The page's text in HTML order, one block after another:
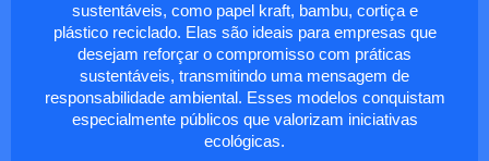
sustentáveis, como papel kraft, bambu, cortiça e
plástico reciclado. Elas são ideais para empresas que
desejam reforçar o compromisso com práticas
sustentáveis, transmitindo uma mensagem de
responsabilidade ambiental. Esses modelos conquistam
especialmente públicos que valorizam iniciativas
ecológicas.